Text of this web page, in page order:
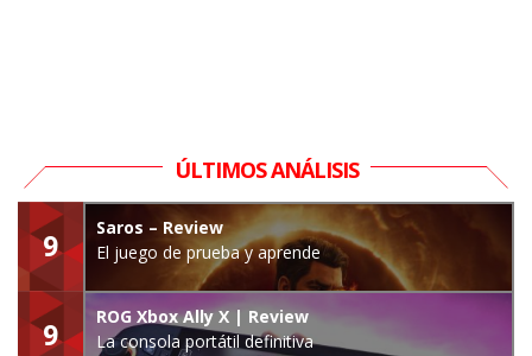
ÚLTIMOS ANÁLISIS
9
Saros – Review
El juego de prueba y aprende
9
ROG Xbox Ally X | Review
La consola portátil definitiva